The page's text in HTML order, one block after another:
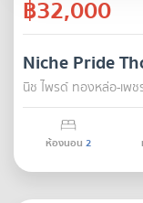
฿32,000
Niche Pride
นิช ไพรด์ ทองหล่อ-เพ
ห้องนอน 2